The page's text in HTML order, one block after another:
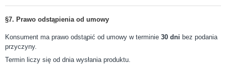
§7. Prawo odstąpienia od umowy
Konsument ma prawo odstąpić od umowy w terminie 30 dni bez podania
przyczyny.
Termin liczy się od dnia wysłania produktu.